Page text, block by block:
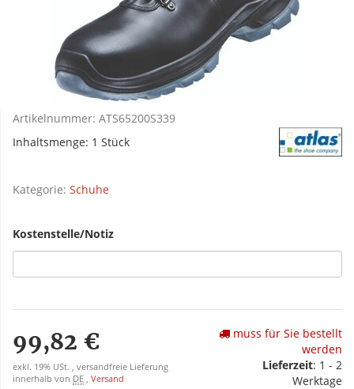
Artikelnummer: ATS65200S339
Inhaltsmenge: 1 Stück
Kategorie: Schuhe
Kostenstelle/Notiz
99,82 €
exkl. 19% USt. , versandfreie Lieferung
innerhalb von DE , Versand
muss für Sie bestellt
werden
Lieferzeit: 1 - 2
Werktage